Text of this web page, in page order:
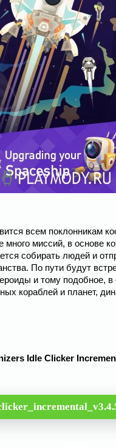
всем поклонникам
много миссий, в основе
собирать людей и
По пути будут
и тому подобное,
кораблей и планет,
Idle Clicker